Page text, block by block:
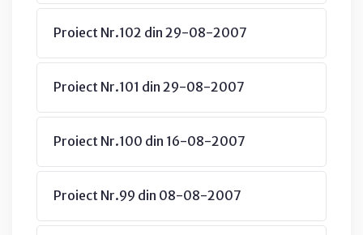
Proiect Nr.102 din 29-08-2007
Proiect Nr.101 din 29-08-2007
Proiect Nr.100 din 16-08-2007
Proiect Nr.99 din 08-08-2007